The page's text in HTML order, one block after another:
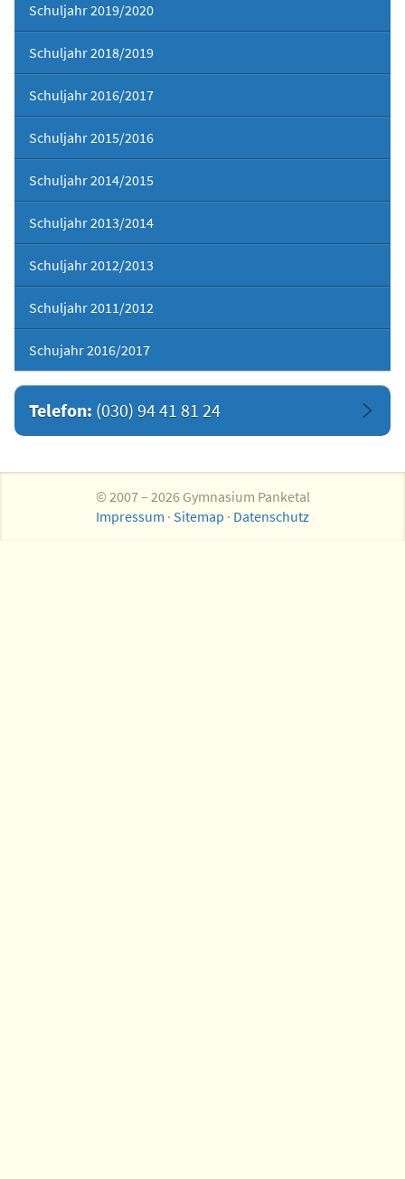
Schuljahr 2019/2020
Schuljahr 2018/2019
Schuljahr 2016/2017
Schuljahr 2015/2016
Schuljahr 2014/2015
Schuljahr 2013/2014
Schuljahr 2012/2013
Schuljahr 2011/2012
Schujahr 2016/2017
Telefon: (030) 94 41 81 24
© 2007 – 2026 Gymnasium Panketal
Impressum · Sitemap · Datenschutz